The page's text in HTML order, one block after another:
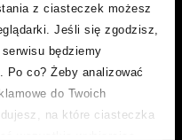
z ciasteczek możesz
Jeśli się zgodzisz,
będziemy
Po co? Żeby analizować
do Twoich
na które ciasteczka